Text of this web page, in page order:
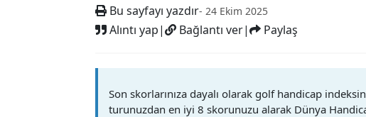
Bu sayfayı yazdır- 24 Ekim 2025
Alıntı yap| Bağlantı ver| Paylaş
Son skorlarınıza dayalı olarak golf handicap
turunuzdan en iyi 8 skorunuzu alarak Dünya